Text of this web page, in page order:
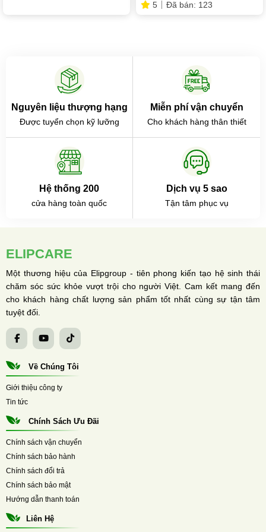
5 Đã bán: 123
Nguyên liệu thượng hạng
Được tuyển chọn kỹ lưỡng
Miễn phí vận chuyển
Cho khách hàng thân thiết
Hệ thống 200
cửa hàng toàn quốc
Dịch vụ 5 sao
Tận tâm phục vụ
ELIPCARE
Một thương hiệu của Elipgroup - tiên phong kiến tạo hệ sinh thái
chăm sóc sức khỏe vượt trội cho người Việt. Cam kết mang đến
cho khách hàng chất lượng sản phẩm tốt nhất cùng sự tận tâm
tuyệt đối.
Về Chúng Tôi
Giới thiệu công ty
Tin tức
Chính Sách Ưu Đãi
Chính sách vận chuyển
Chính sách bảo hành
Chính sách đổi trả
Chính sách bảo mật
Hướng dẫn thanh toán
Liên Hệ